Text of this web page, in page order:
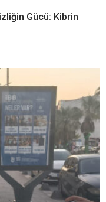
Gücü: Kibrin